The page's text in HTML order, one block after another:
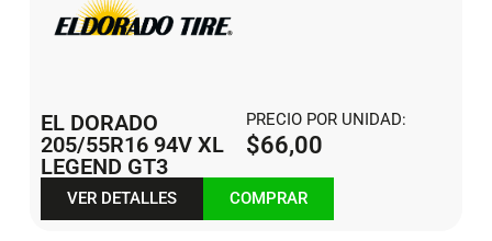
EL DORADO
205/55R16 94V XL
LEGEND GT3
PRECIO POR UNIDAD:
$66,00
VER DETALLES COMPRAR